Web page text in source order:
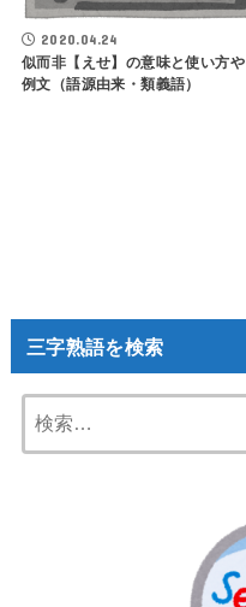
2020.04.24
似而非【えせ】の意味と使い方や
例文（語源由来・類義語）
三字熟語を検索